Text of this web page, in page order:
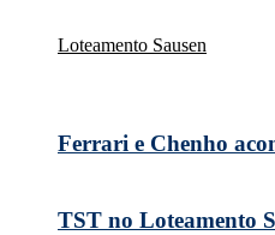
Ferrari e Chenho
TST no Loteamento